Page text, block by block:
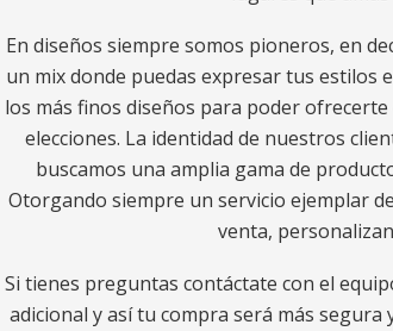
En diseños siempre somos pioneros, en
un mix donde puedas expresar tus estilos
los más finos diseños para poder
elecciones. La identidad de nuestros
buscamos una amplia gama de
Otorgando siempre un servicio ejemplar
venta,
Si tienes preguntas contáctate con el
adicional y así tu compra será más